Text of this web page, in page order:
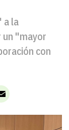
a la
"mayor
con
Email